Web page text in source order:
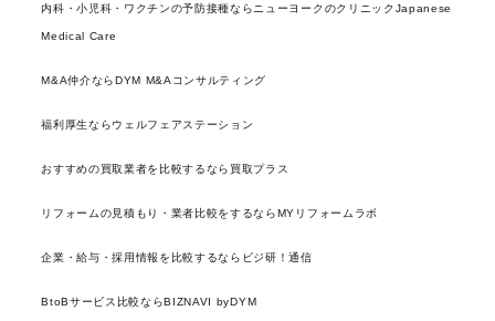
内科・小児科・ワクチンの予防接種ならニューヨークのクリニックJapanese
Medical Care
M&A仲介ならDYM M&Aコンサルティング
福利厚生ならウェルフェアステーション
おすすめの買取業者を比較するなら買取プラス
リフォームの見積もり・業者比較をするならMYリフォームラボ
企業・給与・採用情報を比較するならビジ研！通信
BtoBサービス比較ならBIZNAVI byDYM